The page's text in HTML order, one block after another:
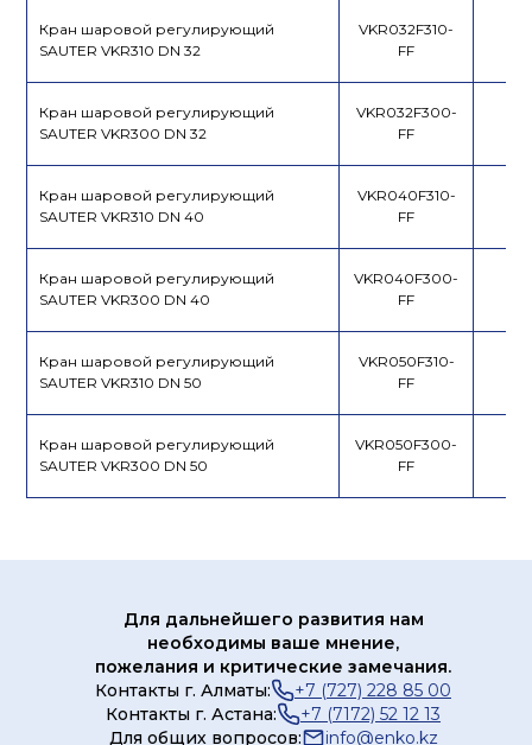
Кран шаровой регулирующий
SAUTER VKR310 DN 32
VKR032F310-
FF
Кран шаровой регулирующий
SAUTER VKR300 DN 32
VKR032F300-
FF
Кран шаровой регулирующий
SAUTER VKR310 DN 40
VKR040F310-
FF
Кран шаровой регулирующий
SAUTER VKR300 DN 40
VKR040F300-
FF
Кран шаровой регулирующий
SAUTER VKR310 DN 50
VKR050F310-
FF
Кран шаровой регулирующий
SAUTER VKR300 DN 50
VKR050F300-
FF
Для дальнейшего развития нам
необходимы ваше мнение,
пожелания и критические замечания.
Контакты г. Алматы:
+7 (727) 228 85 00
Контакты г. Астана:
+7 (7172) 52 12 13
Для общих вопросов:
info@enko.kz